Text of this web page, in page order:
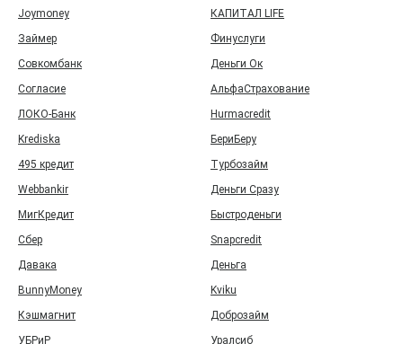
Joymoney
КАПИТАЛ LIFE
Займер
Финуслуги
Совкомбанк
Деньги Ок
Согласие
АльфаСтрахование
ЛОКО-Банк
Hurmacredit
Krediska
БериБеру
495 кредит
Турбозайм
Webbankir
Деньги Сразу
МигКредит
Быстроденьги
Сбер
Snapcredit
Давака
Деньга
BunnyMoney
Kviku
Кэшмагнит
Доброзайм
УБРиР
Уралсиб